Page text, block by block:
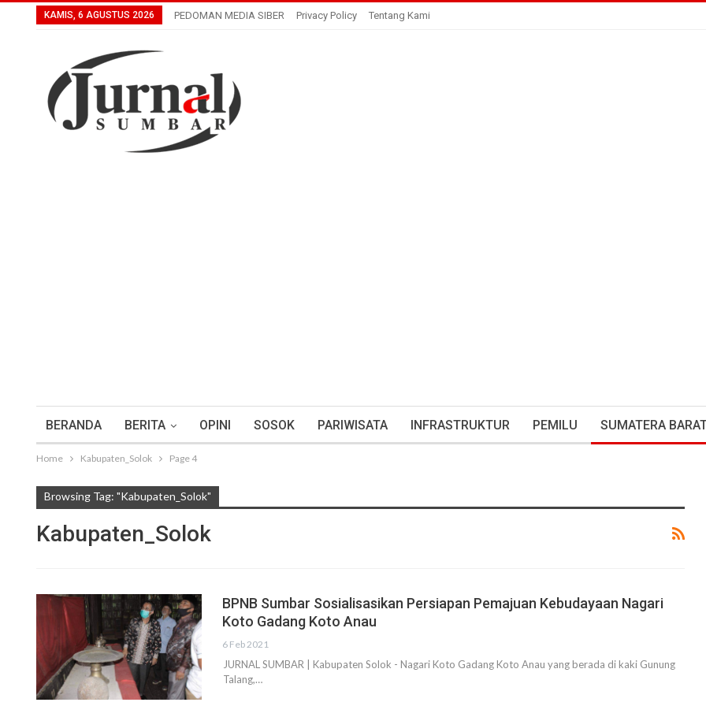
KAMIS, 6 AGUSTUS 2026 PEDOMAN MEDIA SIBER Privacy Policy Tentang Kami
BERANDA BERITA OPINI SOSOK PARIWISATA INFRASTRUKTUR PEMILU SUMATERA
Home Kabupaten_Solok Page 4
Browsing Tag: "Kabupaten_Solok"
Kabupaten_Solok
BPNB Sumbar Sosialisasikan Persiapan Pemajuan Kebudayaan Nagari
Koto Gadang Koto Anau
6 Feb 2021
JURNAL SUMBAR | Kabupaten Solok - Nagari Koto Gadang Koto Anau yang berada di kaki Gunung
Talang,…